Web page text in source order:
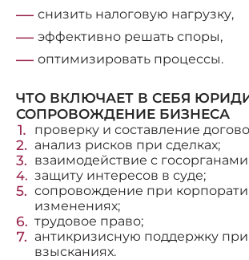
снизить налоговую нагрузку,
эффективно решать споры,
оптимизировать процессы.
ЧТО ВКЛЮЧАЕТ В СЕБЯ
СОПРОВОЖДЕНИЕ БИЗНЕСА
проверку и составление
анализ рисков при сделках;
взаимодействие с
защиту интересов в суде;
сопровождение при
изменениях;
трудовое право;
антикризисную поддержку
взысканиях.